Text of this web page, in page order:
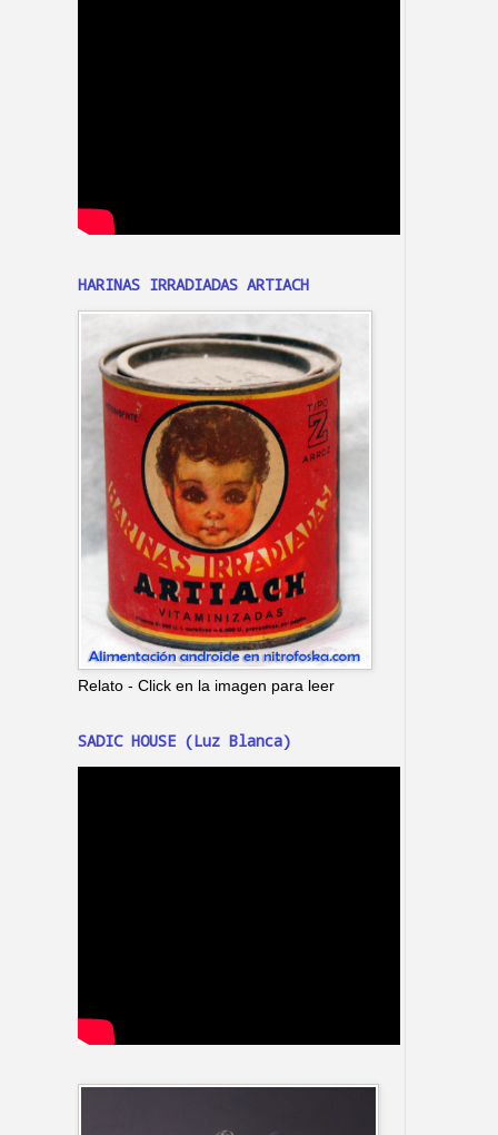
HARINAS IRRADIADAS ARTIACH
Relato - Click en la imagen para leer
SADIC HOUSE (Luz Blanca)